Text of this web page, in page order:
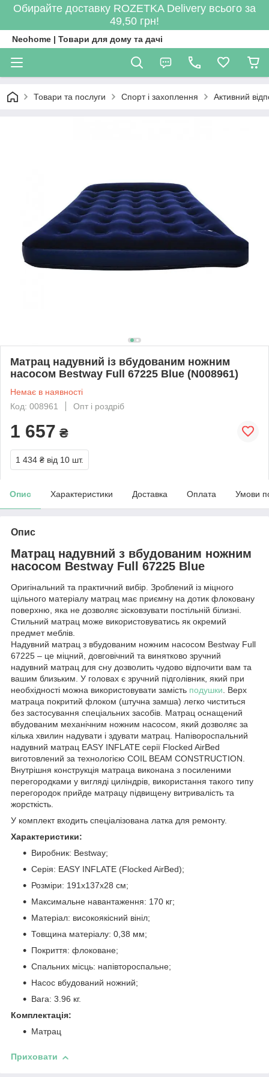
Обирайте доставку ROZETKA Delivery всього за
49,50 грн!
Neohome | Товари для дому та дачі
Товари та послуги Спорт і захоплення Активний
Матрац надувний із вбудованим ножним
насосом Bestway Full 67225 Blue (N008961)
Немає в наявності
Код: 008961
Опт і роздріб
1 657 ₴
1 434 ₴ від 10 шт.
Опис Характеристики Доставка Оплата Умови
Опис
Матрац надувний з вбудованим ножним
насосом Bestway Full 67225 Blue
Оригінальний та практичний вибір. Зроблений із міцного
щільного матеріалу матрац має приємну на дотик флоковану
поверхню, яка не дозволяє зісковзувати постільній білизні.
Стильний матрац може використовуватись як окремий
предмет меблів.
Надувний матрац з вбудованим ножним насосом Bestway Full
67225 – це міцний, довговічний та винятково зручний
надувний матрац для сну дозволить чудово відпочити вам та
вашим близьким. У головах є зручний підголівник, який при
необхідності можна використовувати замість подушки. Верх
матраца покритий флоком (штучна замша) легко чиститься
без застосування спеціальних засобів. Матрац оснащений
вбудованим механічним ножним насосом, який дозволяє за
кілька хвилин надувати і здувати матрац. Напівороспальний
надувний матрац EASY INFLATE серії Flocked AirBed
виготовлений за технологією COIL BEAM CONSTRUCTION.
Внутрішня конструкція матраца виконана з посиленими
перегородками у вигляді циліндрів, використання такого типу
перегородок прийде матрацу підвищену витривалість та
жорсткість.
У комплект входить спеціалізована латка для ремонту.
Характеристики:
Виробник: Bestway;
Серія: EASY INFLATE (Flocked AirBed);
Розміри: 191х137х28 см;
Максимальне навантаження: 170 кг;
Матеріал: високоякісний вініл;
Товщина матеріалу: 0,38 мм;
Покриття: флоковане;
Спальних місць: напівтороспальне;
Насос вбудований ножний;
Вага: 3.96 кг.
Комплектація:
Матрац
Приховати